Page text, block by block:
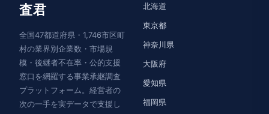
査君
全国47都道府県・1,746市区町
村の業界別企業数・市場規
模・後継者不在率・公的支援
窓口を網羅する事業承継調査
プラットフォーム。経営者の
次の一手を実データで支援し
北海道
東京都
神奈川県
大阪府
愛知県
福岡県